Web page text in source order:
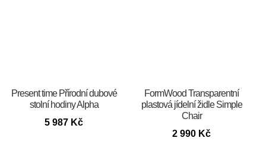
Present time Přírodní dubové
stolní hodiny Alpha
5 987 Kč
FormWood Transparentní
plastová jídelní židle Simple
Chair
2 990 Kč